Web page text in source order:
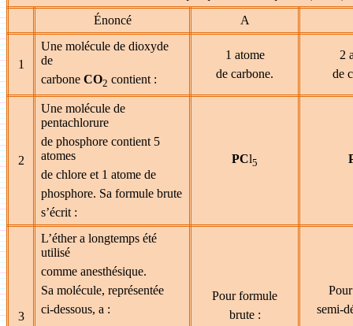
Énoncé
A
1
Une molécule de dioxyde
de
carboneCO2 contient :
1 atome
de carbone.
2
de
2
Une molécule de
pentachlorure
de phosphore contient 5
atomes
de chlore et 1 atome de
phosphore. Sa formule brute
s’écrit :
PCl5
3
L’éther a longtemps été
utilisé
comme anesthésique.
Sa molécule, représentée
ci-dessous, a :
Pour formule
brute :
semi-